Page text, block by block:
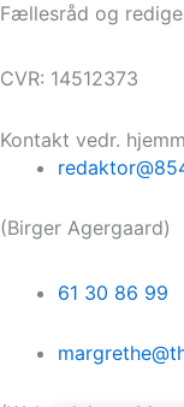
Fællesråd og
CVR: 14512373
Kontakt vedr.
(Birger Agergaard)
61 30 86 99